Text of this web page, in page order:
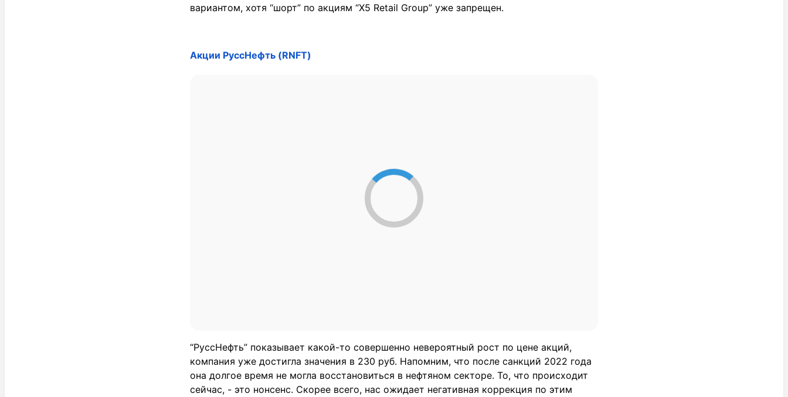
вариантом, хотя “шорт” по акциям “X5 Retail Group” уже запрещен.
Акции РуссНефть (RNFT)
“РуссНефть” показывает какой-то совершенно невероятный рост по цене акций,
компания уже достигла значения в 230 руб. Напомним, что после санкций 2022 года
она долгое время не могла восстановиться в нефтяном секторе. То, что происходит
сейчас, - это нонсенс. Скорее всего, нас ожидает негативная коррекция по этим